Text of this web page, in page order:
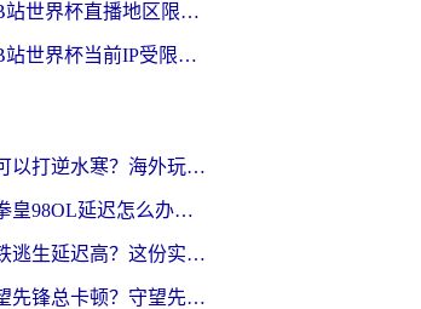
在韩国看B站世界杯直播地区限制？这篇指南让你告别“当前地区不可播放”
在越南看B站世界杯当前IP受限制？海外党体育观赛终极指南来了
国外可不可以打逆水寒？海外玩家国服畅玩终极指南（附漫威荒野乱斗加速方案）
在国外玩拳皇98OL延迟怎么办？海外党亲测有效的低延迟指南
国外打地铁逃生延迟高？这份实测有效的低延迟指南帮你吃鸡
海外玩守望先锋总卡顿？守望先锋游戏加速器在哪里买&避坑指南（附欧洲非洲游戏实测）